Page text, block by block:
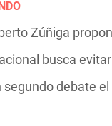
Zúñiga
busca
segundo debate